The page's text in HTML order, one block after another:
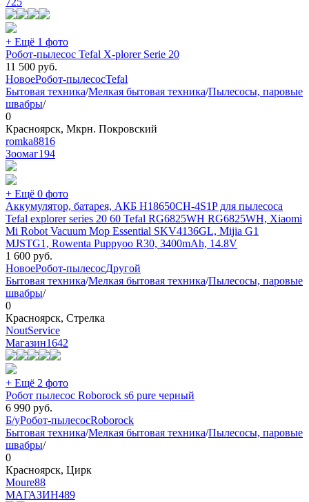
+ Ещё 1 фото
Робот-пылесос Tefal X-plorer Serie 20
11 500 руб.
НовоеРобот-пылесосTefal
Бытовая техника/Мелкая бытовая техника/Пылесосы, паровые
швабры/
0
Красноярск, Мкрн. Покровский
romka8816
Зоомаг194
+ Ещё 0 фото
Аккумулятор, батарея, АКБ H18650CH-4S1P для пылесоса
Tefal explorer series 20 60 Tefal RG6825WH RG6825WH, Xiaomi
Mi Robot Vacuum Mop Essential SKV4136GL, Mijia G1
MJSTG1, Rowenta Puppyoo R30, 3400mAh, 14.8V
1 600 руб.
НовоеРобот-пылесосДругой
Бытовая техника/Мелкая бытовая техника/Пылесосы, паровые
швабры/
0
Красноярск, Стрелка
NoutService
Магазин1642
+ Ещё 2 фото
Робот пылесос Roborock s6 pure черный
6 990 руб.
Б/уРобот-пылесосRoborock
Бытовая техника/Мелкая бытовая техника/Пылесосы, паровые
швабры/
0
Красноярск, Цирк
Moure88
МАГАЗИН489